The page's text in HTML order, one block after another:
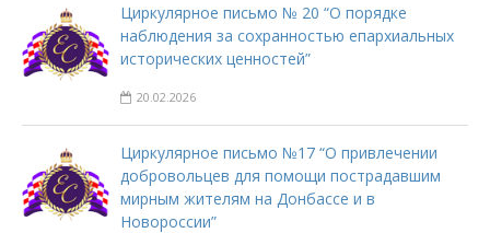
Циркулярное письмо № 20 “О порядке
наблюдения за сохранностью епархиальных
исторических ценностей”
20.02.2026
Циркулярное письмо №17 “О привлечении
добровольцев для помощи пострадавшим
мирным жителям на Донбассе и в
Новороссии”